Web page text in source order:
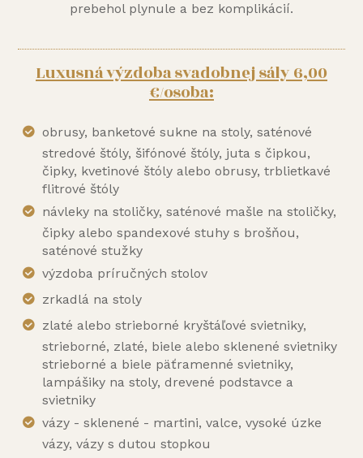
prebehol plynule a bez komplikácií.
Luxusná výzdoba svadobnej sály 6,00
€/osoba:
obrusy, banketové sukne na stoly, saténové
stredové štóly, šifónové štóly, juta s čipkou,
čipky, kvetinové štóly alebo obrusy, trblietkavé
flitrové štóly
návleky na stoličky, saténové mašle na stoličky,
čipky alebo spandexové stuhy s brošňou,
saténové stužky
výzdoba príručných stolov
zrkadlá na stoly
zlaté alebo strieborné kryštáľové svietniky,
strieborné, zlaté, biele alebo sklenené svietniky
strieborné a biele päťramenné svietniky,
lampášiky na stoly, drevené podstavce a
svietniky
vázy - sklenené - martini, valce, vysoké úzke
vázy, vázy s dutou stopkou